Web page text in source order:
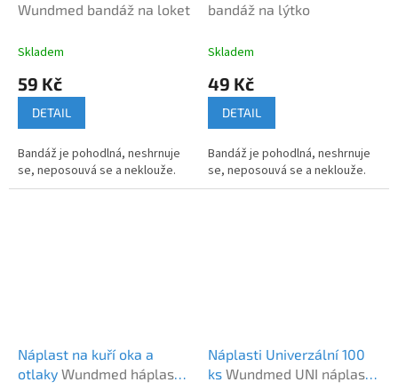
Wundmed bandáž na loket
Skladem
59 Kč
DETAIL
Bandáž je pohodlná, neshrnuje
se, neposouvá se a neklouže.
bandáž na lýtko
Skladem
49 Kč
DETAIL
Bandáž je pohodlná, neshrnuje
se, neposouvá se a neklouže.
Náplast na kuří oka a
otlaky Wundmed háplasti
Náplasti Univerzální 100
ks Wundmed UNI náplasti